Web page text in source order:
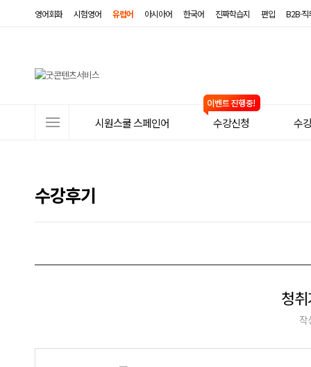
영어회화 시험영어 유럽어 아시아어 한국어 진짜학습지 편입 B2B·
뉴
시원스쿨 스페인어 수강신청 수
수강후기
청
작